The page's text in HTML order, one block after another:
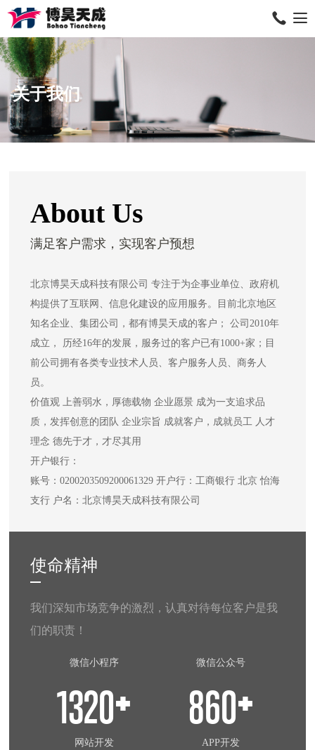
关于我们
About Us
满足客户需求，实现客户预想
北京博昊天成科技有限公司 专注于为企事业单位、政府机
构提供了互联网、信息化建设的应用服务。目前北京地区
知名企业、集团公司，都有博昊天成的客户； 公司2010年
成立， 历经16年的发展，服务过的客户已有1000+家；目
前公司拥有各类专业技术人员、客户服务人员、商务人
员。
价值观 上善弱水，厚德载物 企业愿景 成为一支追求品
质，发挥创意的团队 企业宗旨 成就客户，成就员工 人才
理念 德先于才，才尽其用
开户银行：
账号：0200203509200061329 开户行：工商银行 北京 怡海
支行 户名：北京博昊天成科技有限公司
使命精神
我们深知市场竞争的激烈，认真对待每位客户是我
们的职责！
微信小程序
1320+
微信公众号
860+
网站开发 APP开发